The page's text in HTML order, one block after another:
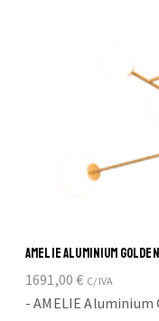
AMELIE ALUMINIUM GOLDEN
1691,00€ C/ IVA
- AMELIE Aluminium